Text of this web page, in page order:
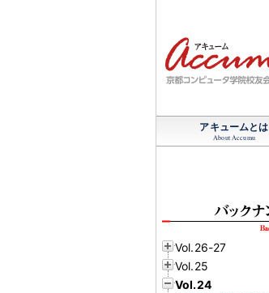
アキュームとは
About Accumu
Vol.26-27
Vol.25
Vol.24